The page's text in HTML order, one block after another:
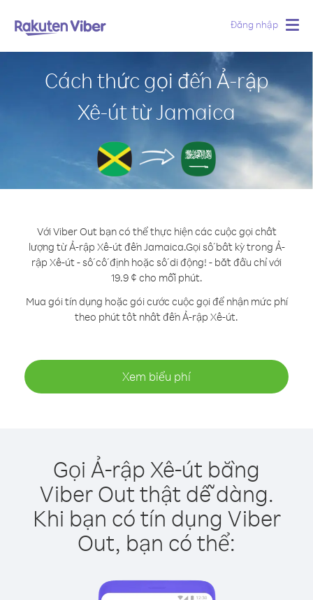
Đăng nhập
Cách thức gọi đến Ả-rập
Xê-út từ Jamaica
Với Viber Out bạn có thể thực hiện các cuộc gọi chất
lượng từ Ả-rập Xê-út đến Jamaica.Gọi số bất kỳ trong Ả-
rập Xê-út - số cố định hoặc số di động! - bắt đầu chỉ với
19.9 ¢ cho mỗi phút.
Mua gói tín dụng hoặc gói cước cuộc gọi để nhận mức phí
theo phút tốt nhất đến Ả-rập Xê-út.
Xem biểu phí
Gọi Ả-rập Xê-út bằng
Viber Out thật dễ dàng.
Khi bạn có tín dụng Viber
Out, bạn có thể: